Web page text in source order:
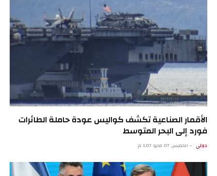
الأقمار الصناعية تكشف كواليس عودة حاملة الطائرات
فورد إلى البحر المتوسط
دولي الخميس 07 مايو 1:07 م